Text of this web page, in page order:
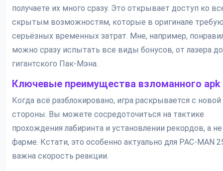
получаете их много сразу. Это открывает доступ ко
скрытым возможностям, которые в оригинале
серьёзных временных затрат. Мне, например,
можно сразу испытать все виды бонусов, от лазера до
гигантского Пак-Мэна.
Ключевые преимущества взломанного apk
Когда всё разблокировано, игра раскрывается с новой
стороны. Вы можете сосредоточиться на тактике
прохождения лабиринта и установлении рекордов, а
фарме. Кстати, это особенно актуально для PAC-MAN
важна скорость реакции.